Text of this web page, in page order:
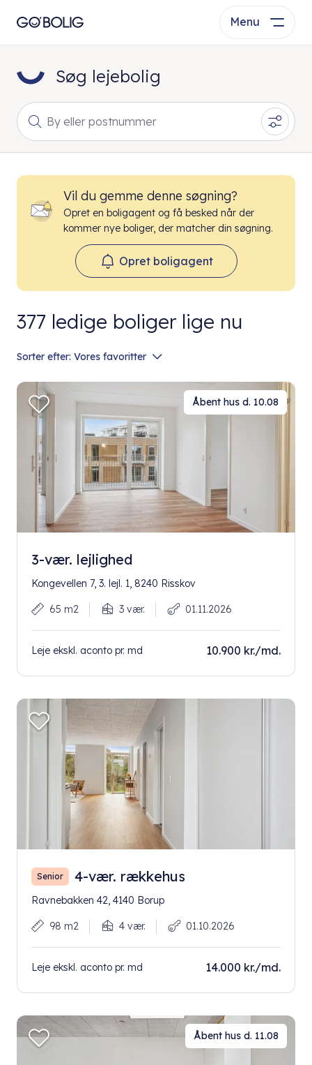
Menu
Søg lejebolig
By eller postnummer
Vil du gemme denne søgning?
Opret en boligagent og få besked når der
kommer nye boliger, der matcher din søgning.
Opret boligagent
377 ledige boliger lige nu
Sorter efter: Vores favoritter
Åbent hus d. 10.08
3-vær. lejlighed
Kongevellen 7, 3. lejl. 1, 8240 Risskov
65 m2 3 vær. 01.11.2026
Leje ekskl. aconto pr. md 10.900 kr./md.
Senior 4-vær. rækkehus
Ravnebakken 42, 4140 Borup
98 m2 4 vær. 01.10.2026
Leje ekskl. aconto pr. md 14.000 kr./md.
Åbent hus d. 11.08